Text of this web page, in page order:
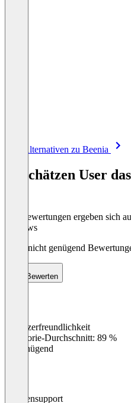
Alle Alternativen zu Beenia
So schätzen User
Die Bewertungen ergeben sich
Reviews
Noch nicht genügend
Bewerten
Benutzerfreundlichkeit
Kategorie-Durchschnitt: 89 %
Ungenügend
Kundensupport